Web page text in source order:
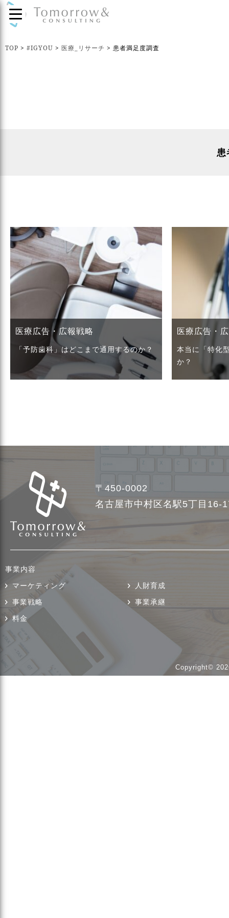
TOP > #IGYOU > 医療_リサーチ > 患者満足度調査
患
医療広告・広報戦略
「予防歯科」はどこまで通用するのか？
医療広告・
本当に「特化
か？
〒450-0002
名古屋市中村区名駅5丁目
事業内容
マーケティング
人財育成
事業戦略
事業承継
料金
Copyright©